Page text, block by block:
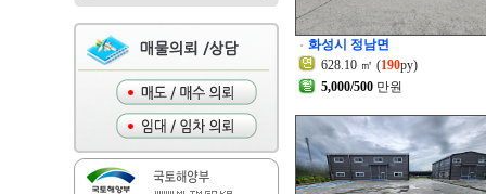
화성시 정남면
628.10 ㎡ (190py)
5,000/500 만원